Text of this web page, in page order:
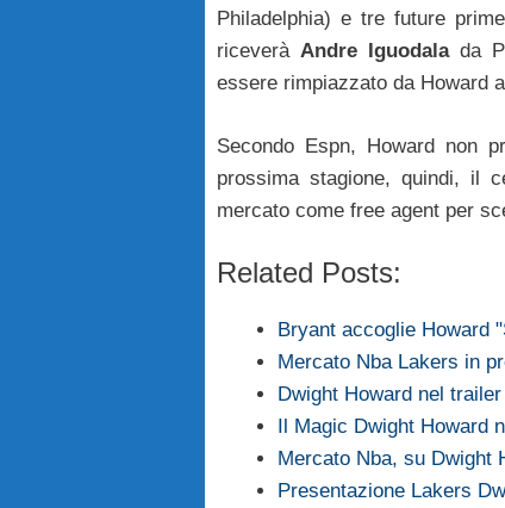
Philadelphia) e tre future
riceverà Andre Iguodalada
essere rimpiazzato da Howard
Secondo Espn, Howard non
prossima stagione, quindi, il
mercato come free agent per
Related Posts:
Bryant accoglie Howard
Mercato Nba Lakers in
Dwight Howard nel
Il Magic Dwight Howard
Mercato Nba, su Dwight
Presentazione Lakers